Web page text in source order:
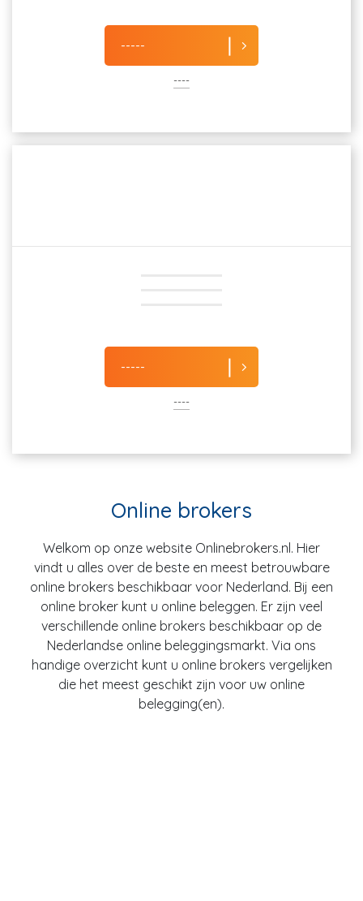
-----
----
-----
----
Online brokers
Welkom op onze website Onlinebrokers.nl. Hier
vindt u alles over de beste en meest betrouwbare
online brokers beschikbaar voor Nederland. Bij een
online broker kunt u online beleggen. Er zijn veel
verschillende online brokers beschikbaar op de
Nederlandse online beleggingsmarkt. Via ons
handige overzicht kunt u online brokers vergelijken
die het meest geschikt zijn voor uw online
belegging(en).